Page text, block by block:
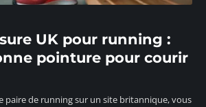
UK pour running :
pointure pour courir
paire de running sur un site britannique, vous